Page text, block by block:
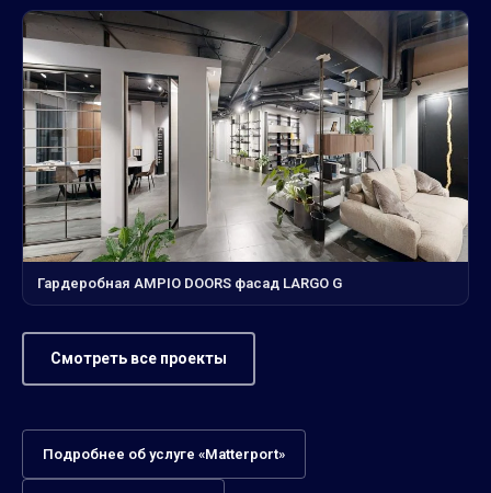
Гардеробная AMPIO DOORS фасад LARGO G
Смотреть все проекты
Подробнее об услуге «Matterport»